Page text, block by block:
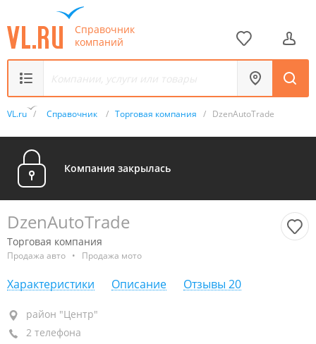
Справочник
компаний
VL.ru / Справочник / Торговая компания / DzenAutoTrade
Компания закрылась
DzenAutoTrade
Торговая компания
Продажа авто • Продажа мото
Характеристики Описание Отзывы 20
район "Центр", ул. Капитана Шефнера, 2А
оф. 3
район "Центр"
2 телефона